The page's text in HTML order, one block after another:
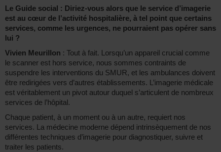
Le Guide social : Diriez-vous alors que le service d’imagerie
est au cœur de l’activité hospitalière, à tel point que certains
services, comme les urgences, ne pourraient pas opérer sans
lui ?
Vivien Meurillon : Tout à fait. Lorsqu’un appareil crucial comme
le scanner est hors service, nous sommes contraints de
suspendre les interventions du SMUR, et les ambulances doivent
être redirigées vers d’autres établissements. L’imagerie médicale
est véritablement un pivot autour duquel s’articulent de nombreux
services de l’hôpital.
Chaque patient, à un moment ou à un autre, requiert nos
services. La médecine moderne dépend intrinsèquement de nos
différentes techniques d’imagerie pour diagnostiquer, suivre et
traiter les patients.